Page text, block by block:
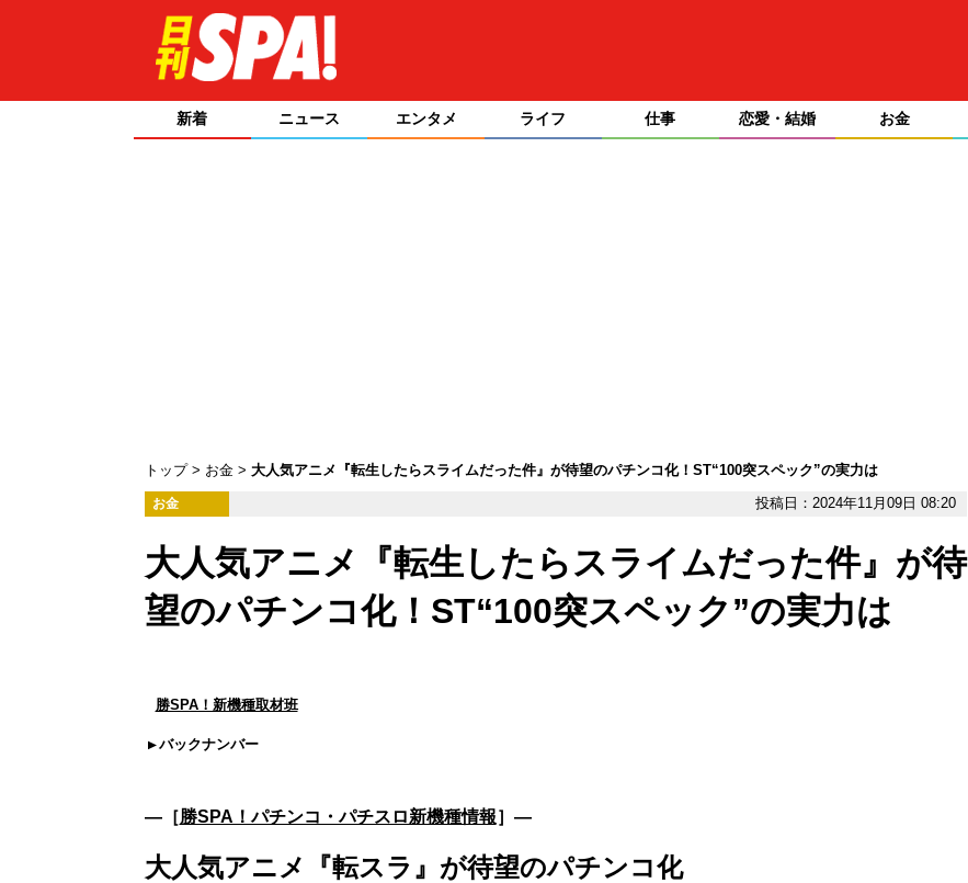
新着 ニュース エンタメ ライフ 仕事 恋愛・結婚 お金
トップ お金 大人気アニメ『転生したらスライムだった件』が待望のパチンコ化！ST“100突スペック”の実力は
お金 投稿日：2024年11月09日 08:20
大人気アニメ『転生したらスライムだった件』が待
望のパチンコ化！ST“100突スペック”の実力は
勝SPA！新機種取材班
バックナンバー
―［勝SPA！パチンコ・パチスロ新機種情報］―
大人気アニメ『転スラ』が待望のパチンコ化